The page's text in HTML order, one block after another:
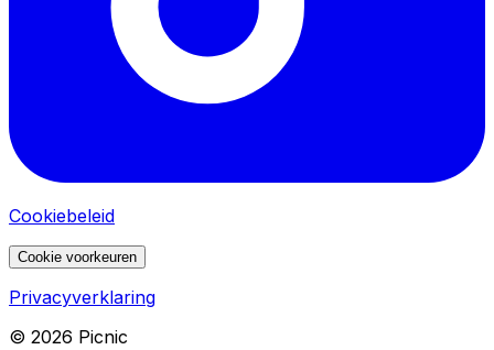
Cookiebeleid
Cookie voorkeuren
Privacyverklaring
© 2026 Picnic